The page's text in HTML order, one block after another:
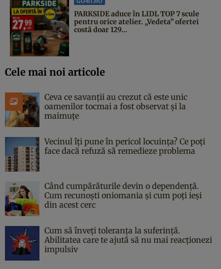
PARKSIDE aduce în LIDL TOP 7 scule
pentru orice atelier. „Vedeta” ofertei
costă doar 129...
Cele mai noi articole
Ceva ce savanții au crezut că este unic
oamenilor tocmai a fost observat și la
maimuțe
Vecinul îți pune în pericol locuința? Ce poți
face dacă refuză să remedieze problema
Când cumpărăturile devin o dependență.
Cum recunoști oniomania și cum poți ieși
din acest cerc
Cum să înveți toleranța la suferință.
Abilitatea care te ajută să nu mai reacționezi
impulsiv